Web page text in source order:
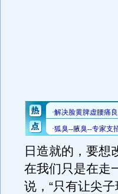
日造就的，要想
在我们只是在走
说，“只有让尖